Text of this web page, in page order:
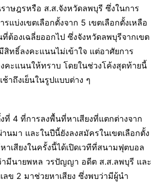
าษฎรหรือ ส.ส.จังหวัดลพบุรี ซึ่งในการ
บ่งเขตเลือกตั้งจาก 5 เขตเลือกตั้งเหลือ
ต้องเฉลี่ยออกไป ซึ่งจังหวัดลพบุรีจากเขต
ทธิ์ลงคะแนนไม่เข้าใจ แต่อาศัยการ
ะแนนให้ทราบ โดยในช่วงโค้งสุดท้ายนี้
าถึงเย็นในรูปแบบต่าง ๆ
ที่ 4 ที่การลงพื้นที่หาเสียงที่แตกต่างจาก
มา และในปีนี้ยังลงสมัครในเขตเลือกตั้ง
เสียงในครั้งนี้ได้เปิดเวทีที่สนามฟุตบอล
มีนายพหล วรปัญญา อดีต ส.ส.ลพบุรี และ
ลข 2 มาช่วยหาเสียง ซึ่งพบว่ามีผู้นำ